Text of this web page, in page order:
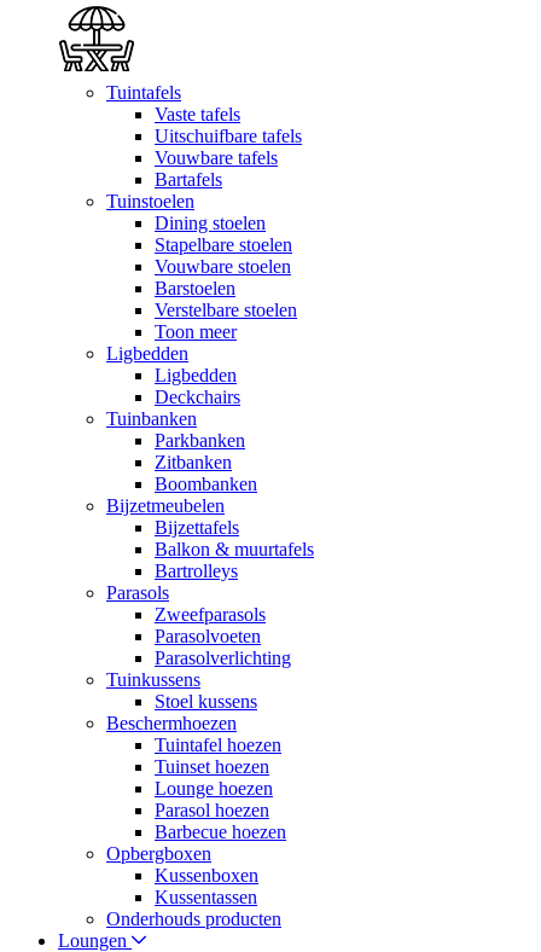
Tuintafels
Vaste tafels
Uitschuifbare tafels
Vouwbare tafels
Bartafels
Tuinstoelen
Dining stoelen
Stapelbare stoelen
Vouwbare stoelen
Barstoelen
Verstelbare stoelen
Toon meer
Ligbedden
Ligbedden
Deckchairs
Tuinbanken
Parkbanken
Zitbanken
Boombanken
Bijzetmeubelen
Bijzettafels
Balkon & muurtafels
Bartrolleys
Parasols
Zweefparasols
Parasolvoeten
Parasolverlichting
Tuinkussens
Stoel kussens
Beschermhoezen
Tuintafel hoezen
Tuinset hoezen
Lounge hoezen
Parasol hoezen
Barbecue hoezen
Opbergboxen
Kussenboxen
Kussentassen
Onderhouds producten
Loungen